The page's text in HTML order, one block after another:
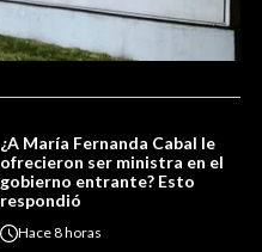
¿A María Fernanda Cabal le
ofrecieron ser ministra en el
gobierno entrante? Esto
respondió
Hace8 horas